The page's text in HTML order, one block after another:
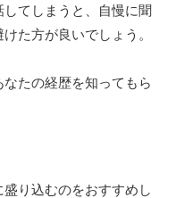
てしまうと、自慢に聞
た方が良いでしょう。
たの経歴を知ってもら
り込むのをおすすめし